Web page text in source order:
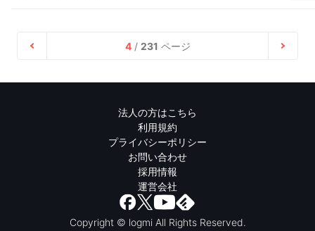
4/ 231 ページ
法人の方はこちら
利用規約
プライバシーポリシー
お問い合わせ
採用情報
運営会社
Copyright © logmi All Rights Reserved.